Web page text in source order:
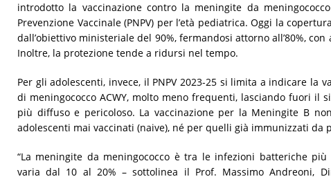
introdotto la vaccinazione contro la meningite da
Prevenzione Vaccinale (PNPV) per l’età pediatrica. Oggi la
dall’obiettivo ministeriale del 90%, fermandosi attorno all’80%,
Inoltre, la protezione tende a ridursi nel tempo.
Per gli adolescenti, invece, il PNPV 2023-25 si limita a indicare la
di meningococco ACWY, molto meno frequenti, lasciando fuori il
più diffuso e pericoloso. La vaccinazione per la Meningite B
adolescenti mai vaccinati (naive), né per quelli già immunizzati da
“La meningite da meningococco è tra le infezioni batteriche
varia dal 10 al 20% – sottolinea il Prof. Massimo Andreoni,